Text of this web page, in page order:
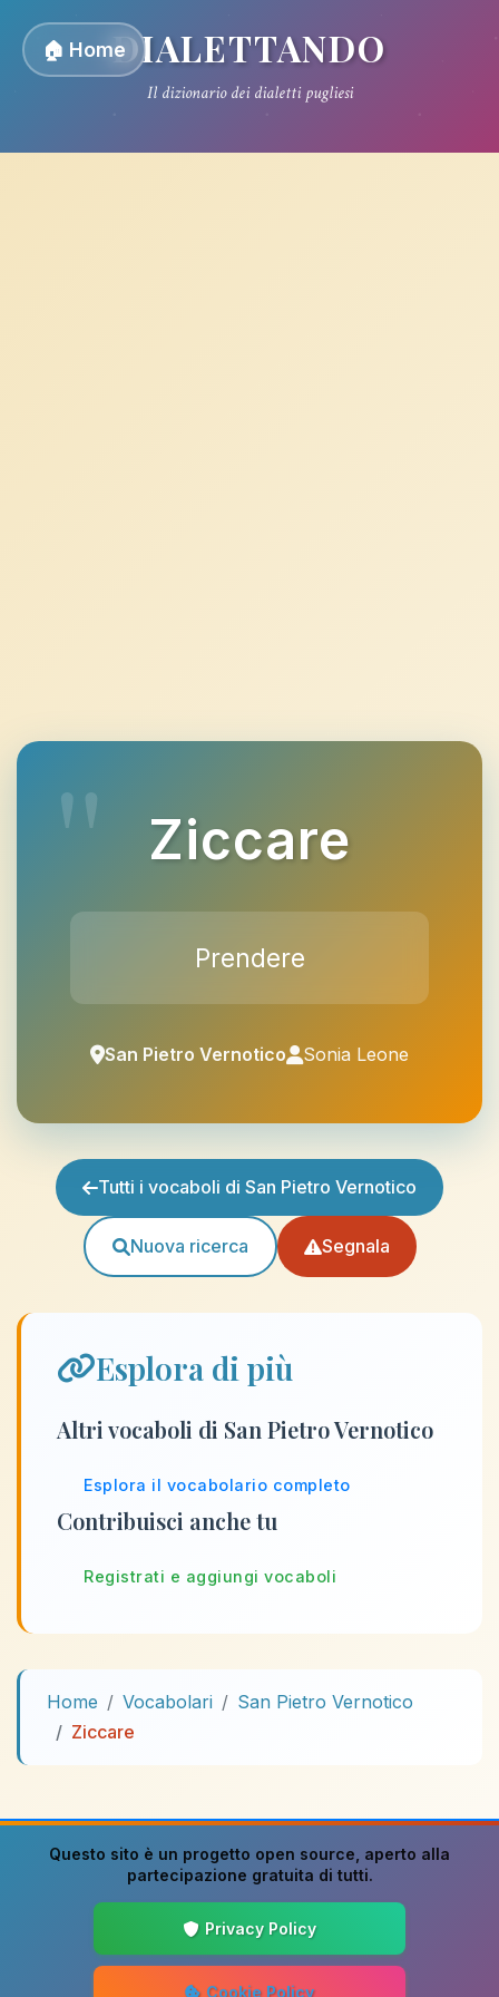
🏠 HomeDIALETTANDO
Il dizionario dei dialetti pugliesi
Ziccare
Prendere
San Pietro Vernotico Sonia Leone
Tutti i vocaboli di San Pietro Vernotico
Nuova ricerca Segnala
Esplora di più
Altri vocaboli di San Pietro Vernotico
Esplora il vocabolario completo
Contribuisci anche tu
Registrati e aggiungi vocaboli
Home Vocabolari
San Pietro Vernotico
Ziccare
Questo sito è un progetto open source , aperto alla
partecipazione gratuita di tutti.
Privacy Policy
Cookie Policy